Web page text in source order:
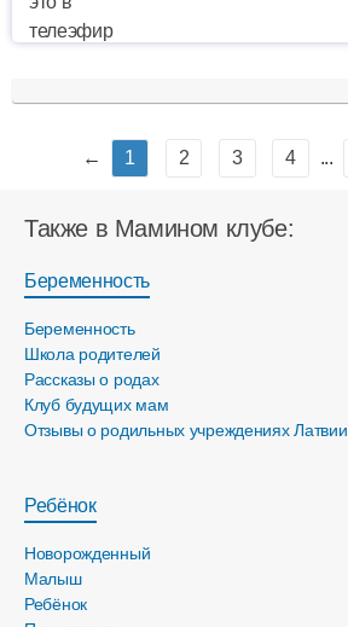
← 1 2 3 4 ...
Также в Мамином клубе:
Беременность
Беременность
Школа родителей
Рассказы о родах
Клуб будущих мам
Отзывы о родильных учреждениях Латвии
Ребёнок
Новорожденный
Малыш
Ребёнок